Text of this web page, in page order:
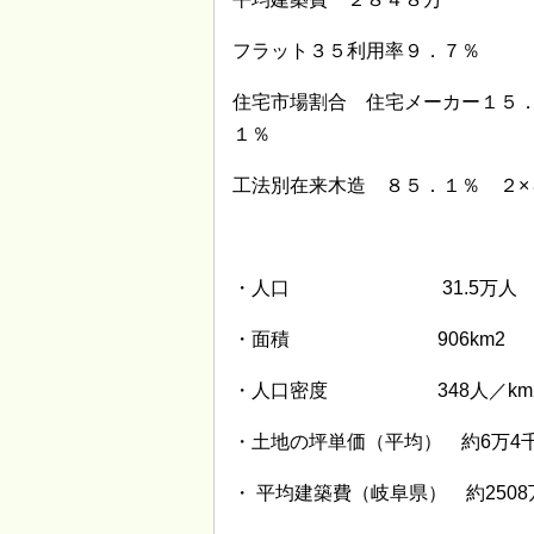
フラット３５利用率９．７％
住宅市場割合 住宅メーカー１５
１％
工法別在来木造 ８５．１％ ２
・人口 31.5万人
・面積 906km2
・人口密度 348人／
・土地の坪単価（平均） 約6万4
・ 平均建築費（岐阜県） 約2508